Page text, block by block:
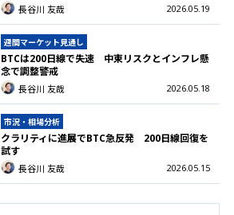
長谷川 友哉 2026.05.19
週間マーケット見通し
BTCは200日線で失速 中東リスクとインフレ懸
念で調整警戒
長谷川 友哉 2026.05.18
市況・相場分析
クラリティに進展でBTC急反発 200日線回復を
試す
長谷川 友哉 2026.05.15